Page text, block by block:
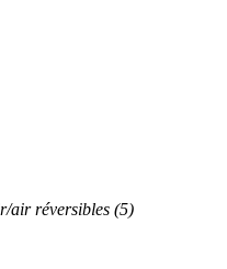
air réversibles (5)